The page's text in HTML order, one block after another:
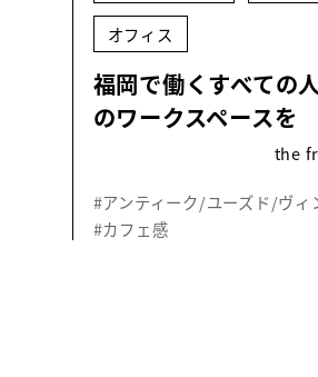
オフィス
福岡で働くすべての
のワークスペースを
the
#アンティーク/ユーズド/ヴィ
#カフェ感